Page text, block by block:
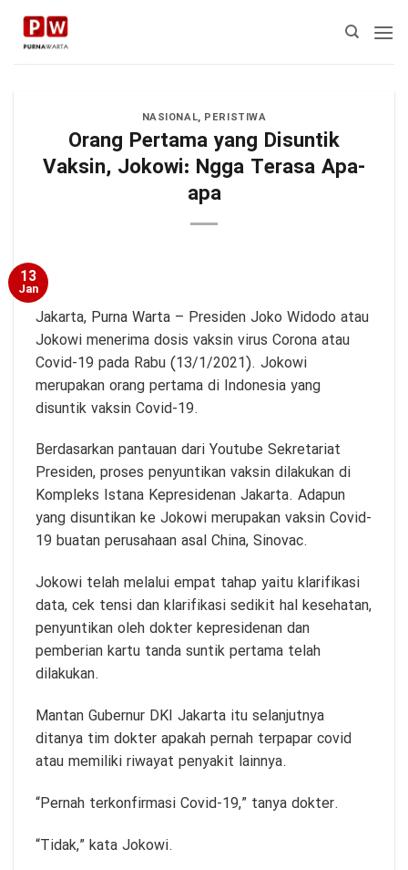
Skip
content
NASIONAL, PERISTIWA
Orang Pertama yang Disuntik
Vaksin, Jokowi: Ngga Terasa Apa-
apa
13
Jan
Jakarta, Purna Warta – Presiden Joko Widodo atau
Jokowi menerima dosis vaksin virus Corona atau
Covid-19 pada Rabu (13/1/2021). Jokowi
merupakan orang pertama di Indonesia yang
disuntik vaksin Covid-19.
Berdasarkan pantauan dari Youtube Sekretariat
Presiden, proses penyuntikan vaksin dilakukan di
Kompleks Istana Kepresidenan Jakarta. Adapun
yang disuntikan ke Jokowi merupakan vaksin Covid-
19 buatan perusahaan asal China, Sinovac.
Jokowi telah melalui empat tahap yaitu klarifikasi
data, cek tensi dan klarifikasi sedikit hal kesehatan,
penyuntikan oleh dokter kepresidenan dan
pemberian kartu tanda suntik pertama telah
dilakukan.
Mantan Gubernur DKI Jakarta itu selanjutnya
ditanya tim dokter apakah pernah terpapar covid
atau memiliki riwayat penyakit lainnya.
“Pernah terkonfirmasi Covid-19,” tanya dokter.
“Tidak,” kata Jokowi.